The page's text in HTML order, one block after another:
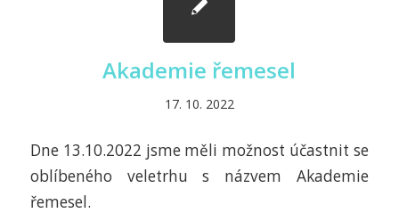
Akademie řemesel
17. 10. 2022
Dne 13.10.2022 jsme měli možnost účastnit se
oblíbeného veletrhu s názvem Akademie
řemesel.